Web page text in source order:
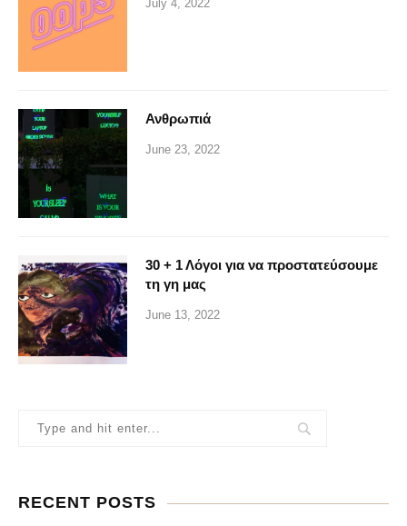
July 4, 2022
Ανθρωπιά
June 23, 2022
30 + 1 Λόγοι για να προστατεύσουμε
τη γη μας
June 13, 2022
RECENT POSTS